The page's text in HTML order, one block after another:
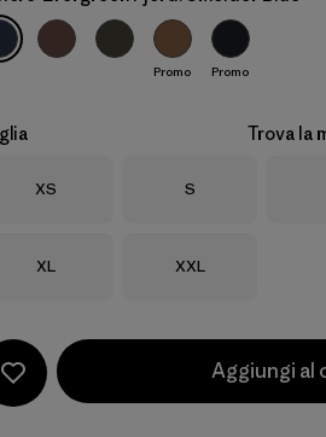
Promo Promo
Trova la
Taglia
XS Taglia
S
Taglia
XL Taglia
XXL
Aggiungi al